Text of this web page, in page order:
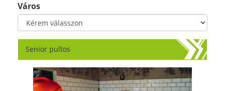
Város
Senior pultos